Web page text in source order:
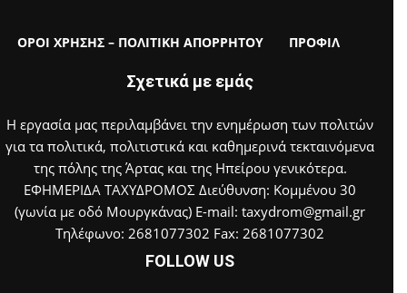
ΟΡΟΙ ΧΡΗΣΗΣ – ΠΟΛΙΤΙΚΗ ΑΠΟΡΡΗΤΟΥ ΠΡΟΦΙΛ
Σχετικά με εμάς
Η εργασία μας περιλαμβάνει την ενημέρωση των πολιτών
για τα πολιτικά, πολιτιστικά και καθημερινά τεκταινόμενα
της πόλης της Άρτας και της Ηπείρου γενικότερα.
ΕΦΗΜΕΡΙΔΑ ΤΑΧΥΔΡΟΜΟΣ Διεύθυνση: Κομμένου 30
(γωνία με οδό Μουργκάνας) E-mail: taxydrom@gmail.gr
Τηλέφωνο: 2681077302 Fax: 2681077302
FOLLOW US